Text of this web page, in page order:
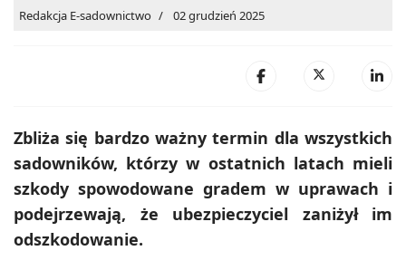
Redakcja E-sadownictwo 02 grudzień 2025
Zbliża się bardzo ważny termin dla wszystkich
sadowników, którzy w ostatnich latach mieli
szkody spowodowane gradem w uprawach i
podejrzewają, że ubezpieczyciel zaniżył im
odszkodowanie.